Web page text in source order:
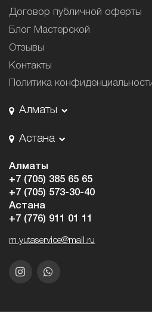
Договор публичной оферты
Блог Мастерской
Отзывы
Контакты
Политика
Алматы
Астана
Алматы
+7 (705) 385 65 65
+7 (705) 573-30-40
Астана
+7 (776) 911 01 11
m.yutaservice@mail.ru